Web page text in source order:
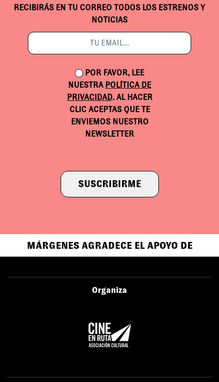
RECIBIRÁS EN TU CORREO TODOS LOS ESTRENOS Y
NOTICIAS
POR FAVOR, LEE
NUESTRA POLÍTICA DE
PRIVACIDAD. AL HACER
CLIC ACEPTAS QUE TE
ENVIEMOS NUESTRO
NEWSLETTER
SUSCRIBIRME
MÁRGENES AGRADECE EL APOYO DE
Organiza